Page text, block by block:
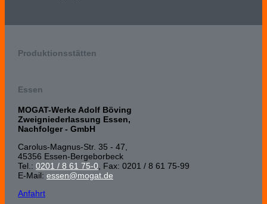
Produktionsstätten
Essen
MOGAT-Werke Adolf Böving
Zweigniederlassung Essen,
Nachfolger - GmbH
Carolus-Magnus-Str. 35 - 47,
45356 Essen-Bergeborbeck
Tel.: 0201 / 8 61 75-0, Fax: 0201 / 8 61 75-99
E-Mail: essen@mogat.de
Anfahrt